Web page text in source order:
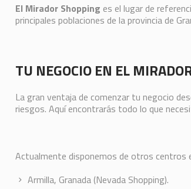
El Mirador Shopping es el lugar de
principales poblaciones de la provincia de
TU NEGOCIO EN EL
La gran ventaja de comenzar tu negocio
riesgos. Aquí encontrarás todo lo que
Actualmente disponemos de otros centros
Armilla, Granada (Nevada Shopping).